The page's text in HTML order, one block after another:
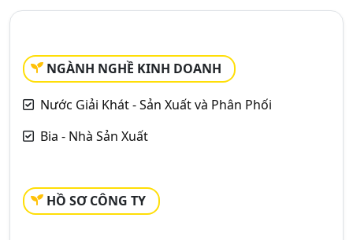
NGÀNH NGHỀ KINH DOANH
Nước Giải Khát - Sản Xuất và Phân Phối
Bia - Nhà Sản Xuất
HỒ SƠ CÔNG TY